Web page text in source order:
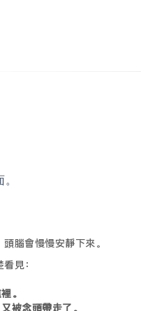
腦會慢慢安靜下來。
見：
。